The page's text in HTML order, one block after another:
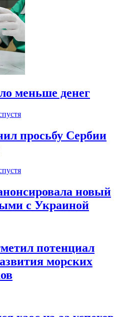
меньше денег
просьбу Сербии
новый
с Украиной
потенциал
морских